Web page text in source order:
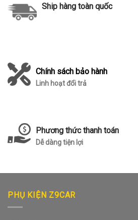
Ship hàng toàn quốc
Chính sách bảo hành
Linh hoạt đổi trả
Phương thức thanh toán
Dễ dàng tiện lợi
PHỤ KIỆN Z9CAR